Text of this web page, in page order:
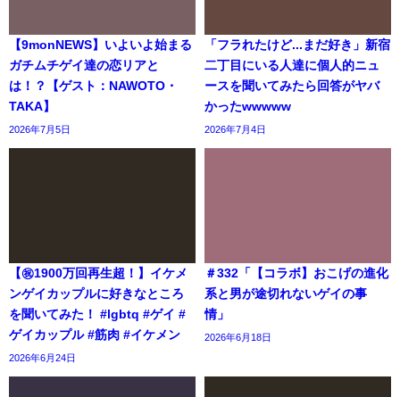
【9monNEWS】いよいよ始まる
ガチムチゲイ達の恋リアと
は！？【ゲスト：NAWOTO・
TAKA】
2026年7月5日
「フラれたけど...まだ好き」新宿
二丁目にいる人達に個人的ニュ
ースを聞いてみたら回答がヤバ
かったwwwww
2026年7月4日
【㊗️1900万回再生超！】イケメ
ンゲイカップルに好きなところ
を聞いてみた！ #lgbtq #ゲイ #
ゲイカップル #筋肉 #イケメン
2026年6月24日
＃332「【コラボ】おこげの進化
系と男が途切れないゲイの事
情」
2026年6月18日